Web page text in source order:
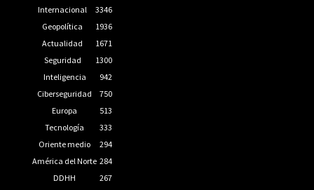
Internacional
3346
Geopolítica
1936
Actualidad
1671
Seguridad
1300
Inteligencia
942
Ciberseguridad
750
Europa
513
Tecnología
333
Oriente medio
294
América del Norte 284
DDHH
267